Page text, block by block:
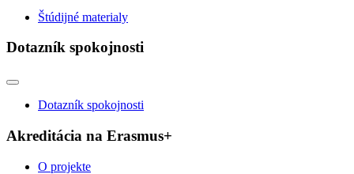
Štúdijné materialy
Dotazník spokojnosti
Dotazník spokojnosti
Akreditácia na Erasmus+
O projekte